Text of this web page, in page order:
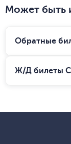
Может быть
Обратные
Ж/Д билеты